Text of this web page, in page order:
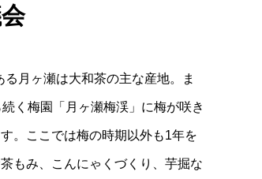
月ヶ瀬は大和茶の主な産地。ま
く梅園「月ヶ瀬梅渓」に梅が咲き
。ここでは梅の時期以外も1年を
もみ、こんにゃくづくり、芋掘な